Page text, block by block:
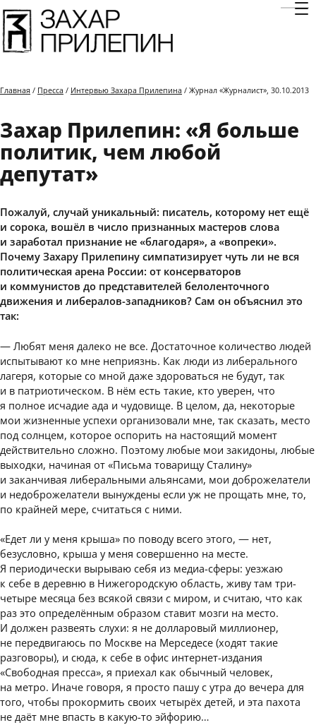
Главная / Пресса / Интервью Захара Прилепина / Журнал «Журналист», 30.10.2013
Захар Прилепин: «Я больше
политик, чем любой
депутат»
Пожалуй, случай уникальный: писатель, которому нет ещё
и сорока, вошёл в число признанных мастеров слова
и заработал признание не «благодаря», а «вопреки».
Почему Захару Прилепину симпатизирует чуть ли не вся
политическая арена России: от консерваторов
и коммунистов до представителей белоленточного
движения и либералов-западников? Сам он объяснил это
так:
— Любят меня далеко не все. Достаточное количество людей
испытывают ко мне неприязнь. Как люди из либерального
лагеря, которые со мной даже здороваться не будут, так
и в патриотическом. В нём есть такие, кто уверен, что
я полное исчадие ада и чудовище. В целом, да, некоторые
мои жизненные успехи организовали мне, так сказать, место
под солнцем, которое оспорить на настоящий момент
действительно сложно. Поэтому любые мои закидоны, любые
выходки, начиная от «Письма товарищу Сталину»
и заканчивая либеральными альянсами, мои доброжелатели
и недоброжелатели вынуждены если уж не прощать мне, то,
по крайней мере, считаться с ними.
«Едет ли у меня крыша» по поводу всего этого, — нет,
безусловно, крыша у меня совершенно на месте.
Я периодически вырываю себя из медиа-сферы: уезжаю
к себе в деревню в Нижегородскую область, живу там три-
четыре месяца без всякой связи с миром, и считаю, что как
раз это определённым образом ставит мозги на место.
И должен развеять слухи: я не долларовый миллионер,
не передвигаюсь по Москве на Мерседесе (ходят такие
разговоры), и сюда, к себе в офис интернет-издания
«Свободная пресса», я приехал как обычный человек,
на метро. Иначе говоря, я просто пашу с утра до вечера для
того, чтобы прокормить своих четырёх детей, и эта пахота
не даёт мне впасть в какую-то эйфорию…